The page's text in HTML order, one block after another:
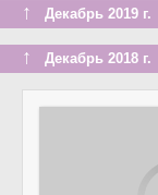
↑ Декабрь 2019 г.
↑ Декабрь 2018 г.